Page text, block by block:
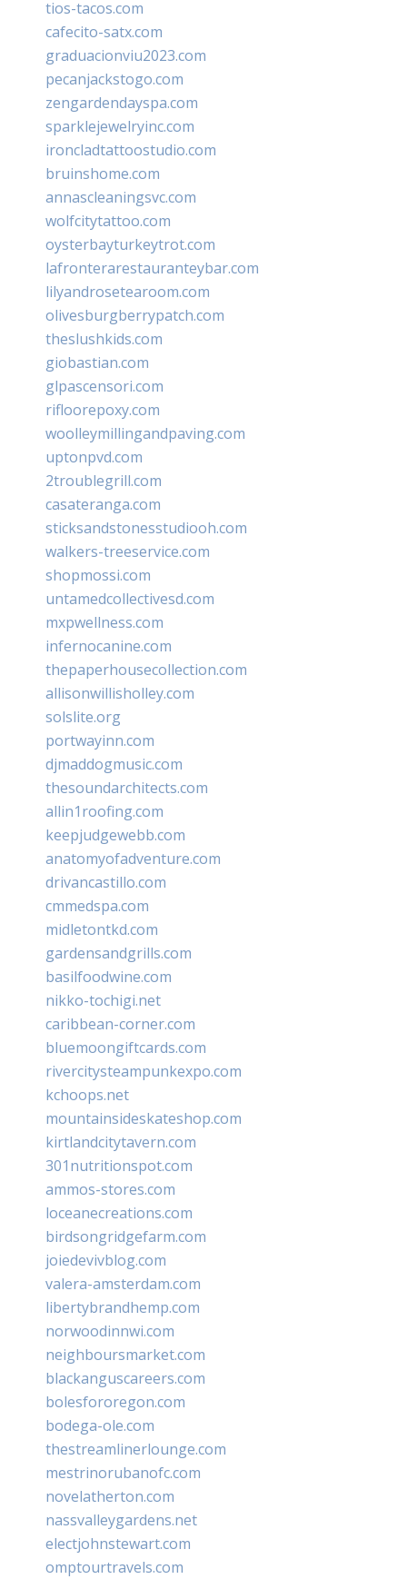
tios-tacos.com
cafecito-satx.com
graduacionviu2023.com
pecanjackstogo.com
zengardendayspa.com
sparklejewelryinc.com
ironcladtattoostudio.com
bruinshome.com
annascleaningsvc.com
wolfcitytattoo.com
oysterbayturkeytrot.com
lafronterarestauranteybar.com
lilyandrosetearoom.com
olivesburgberrypatch.com
theslushkids.com
giobastian.com
glpascensori.com
rifloorepoxy.com
woolleymillingandpaving.com
uptonpvd.com
2troublegrill.com
casateranga.com
sticksandstonesstudiooh.com
walkers-treeservice.com
shopmossi.com
untamedcollectivesd.com
mxpwellness.com
infernocanine.com
thepaperhousecollection.com
allisonwillisholley.com
solslite.org
portwayinn.com
djmaddogmusic.com
thesoundarchitects.com
allin1roofing.com
keepjudgewebb.com
anatomyofadventure.com
drivancastillo.com
cmmedspa.com
midletontkd.com
gardensandgrills.com
basilfoodwine.com
nikko-tochigi.net
caribbean-corner.com
bluemoongiftcards.com
rivercitysteampunkexpo.com
kchoops.net
mountainsideskateshop.com
kirtlandcitytavern.com
301nutritionspot.com
ammos-stores.com
loceanecreations.com
birdsongridgefarm.com
joiedevivblog.com
valera-amsterdam.com
libertybrandhemp.com
norwoodinnwi.com
neighboursmarket.com
blackanguscareers.com
bolesfororegon.com
bodega-ole.com
thestreamlinerlounge.com
mestrinorubanofc.com
novelatherton.com
nassvalleygardens.net
electjohnstewart.com
omptourtravels.com